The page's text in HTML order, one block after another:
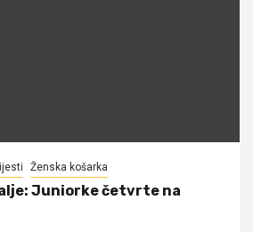
Ženska košarka
Juniorke četvrte na